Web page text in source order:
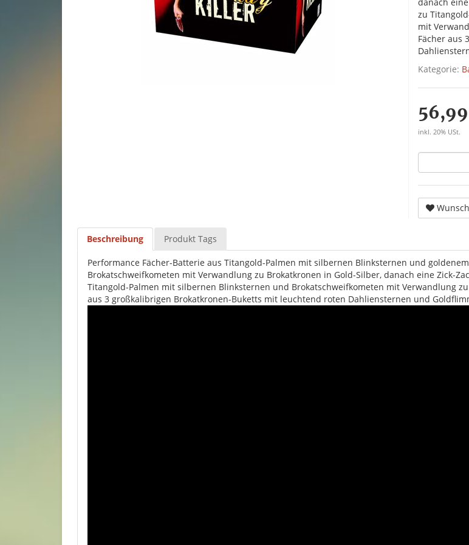
zu
mit
Fächer aus
Kategorie:
inkl. 20% USt.
Beschreibung Produkt Tags
Performance Fächer-Batterie aus Titangold-Palmen mit silbernen Blinksternen und
Brokatschweifkometen mit Verwandlung zu Brokatkronen in Gold-Silber, danach eine Zick-
Titangold-Palmen mit silbernen Blinksternen und Brokatschweifkometen mit Verwandlung
aus 3 großkalibrigen Brokatkronen-Buketts mit leuchtend roten Dahliensternen und